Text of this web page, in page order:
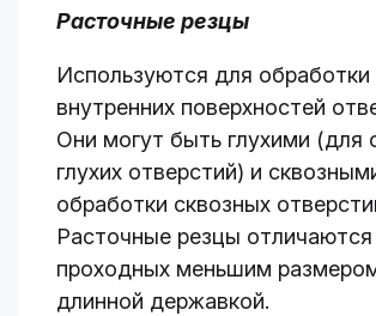
Расточные резцы
Используются для обработки
внутренних поверхностей
Они могут быть глухими (для
глухих отверстий) и
обработки сквозных
Расточные резцы отличаются
проходных меньшим
длинной державкой.